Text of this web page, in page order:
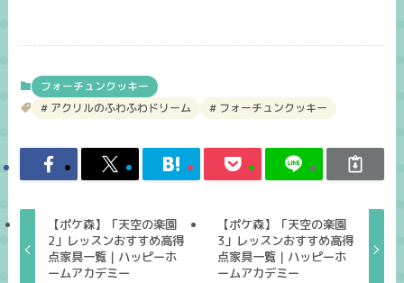
フォーチュンクッキー
アクリルのふわふわドリーム
フォーチュンクッキー
【ポケ森】「天空の楽園
2」レッスンおすすめ高得
点家具一覧｜ハッピーホ
ームアカデミー
【ポケ森】「天空の楽園
3」レッスンおすすめ高得
点家具一覧｜ハッピーホ
ームアカデミー